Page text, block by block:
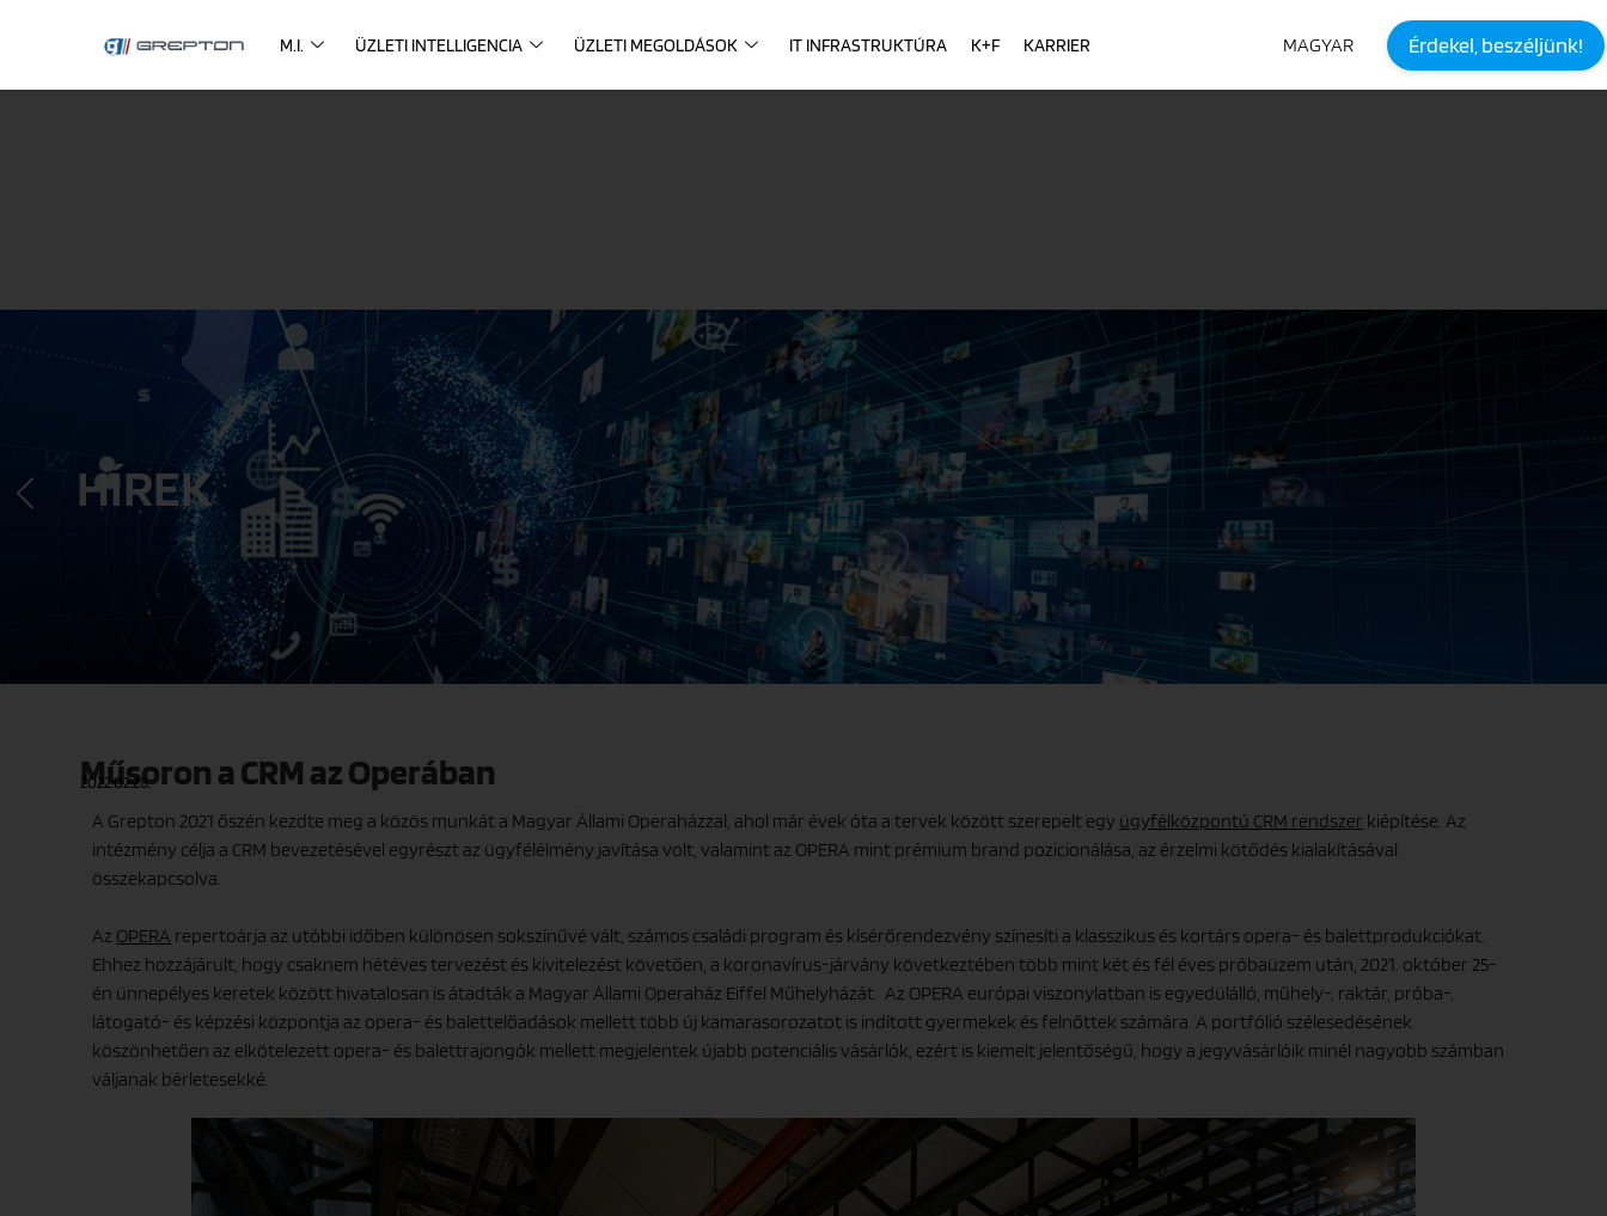
M.I. ÜZLETI INTELLIGENCIA ÜZLETI MEGOLDÁSOK IT INFRASTRUKTÚRA K+F KARRIER MAGYAR Érdekel, beszéljünk!
HÍREK
Műsoron a CRM az Operában
2022.02.28.
A Grepton 2021 őszén kezdte meg a közös munkát a Magyar Állami Operaházzal, ahol már évek óta a tervek között szerepelt egy ügyfélközpontú CRM rendszer kiépítése. Az
intézmény célja a CRM bevezetésével egyrészt az ügyfélélmény javítása volt, valamint az OPERA mint prémium brand pozicionálása, az érzelmi kötődés kialakításával
összekapcsolva.
Az OPERA repertoárja az utóbbi időben különösen sokszínűvé vált, számos családi program és kísérőrendezvény színesíti a klasszikus és kortárs opera- és balettprodukciókat.
Ehhez hozzájárult, hogy csaknem hétéves tervezést és kivitelezést követően, a koronavírus-járvány következtében több mint két és fél éves próbaüzem után, 2021. október 25-
én ünnepélyes keretek között hivatalosan is átadták a Magyar Állami Operaház Eiffel Műhelyházát. Az OPERA európai viszonylatban is egyedülálló, műhely-, raktár, próba-,
látogató- és képzési központja az opera- és balettelőadások mellett több új kamarasorozatot is indított gyermekek és felnőttek számára. A portfólió szélesedésének
köszönhetően az elkötelezett opera- és balettrajongók mellett megjelentek újabb potenciális vásárlók, ezért is kiemelt jelentőségű, hogy a jegyvásárlóik minél nagyobb számban
váljanak bérletesekké.